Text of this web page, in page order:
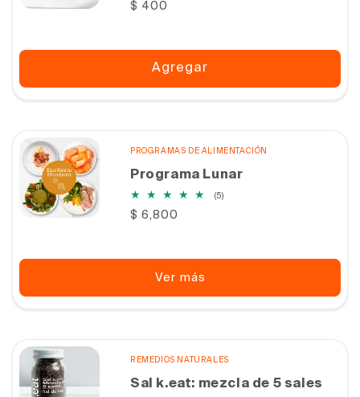
Precio
$ 400
Agregar
PROGRAMAS DE ALIMENTACIÓN
Programa Lunar
(5)5
Precio
$ 6,800
Ver más
REMEDIOS NATURALES
Sal k.eat: mezcla de 5 sales